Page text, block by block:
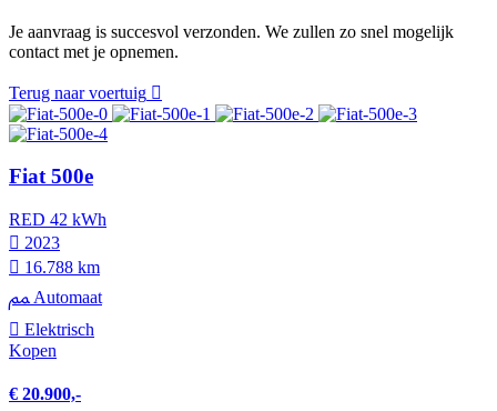
Je aanvraag is succesvol verzonden. We zullen zo snel mogelijk
contact met je opnemen.
Terug naar voertuig
Fiat 500e
RED 42 kWh
2023
16.788 km
Automaat
Elektrisch
Kopen
€ 20.900,-